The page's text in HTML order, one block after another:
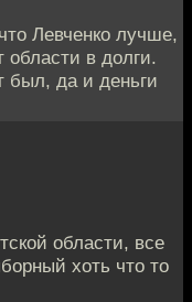
Левченко лучше,
области в долги.
да и деньги
области, все
хоть что то